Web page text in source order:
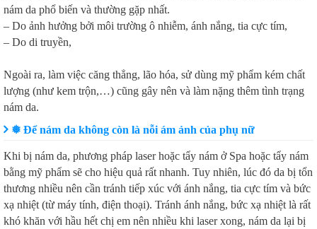
nám da phổ biến và thường gặp nhất.
– Do ảnh hưởng bởi môi trường ô nhiễm, ánh nắng, tia cực tím,
– Do di truyền,
Ngoài ra, làm việc căng thẳng, lão hóa, sử dùng mỹ phẩm kém chất
lượng (như kem trộn,…) cũng gây nên và làm nặng thêm tình trạng
nám da.
❅ Để nám da không còn là nỗi ám ảnh của phụ nữ
Khi bị nám da, phương pháp laser hoặc tẩy nám ở Spa hoặc tẩy nám
bằng mỹ phẩm sẽ cho hiệu quả rất nhanh. Tuy nhiên, lúc đó da bị tổn
thương nhiều nên cần tránh tiếp xúc với ánh nắng, tia cực tím và bức
xạ nhiệt (từ máy tính, điện thoại). Tránh ánh nắng, bức xạ nhiệt là rất
khó khăn với hầu hết chị em nên nhiều khi laser xong, nám da lại bị